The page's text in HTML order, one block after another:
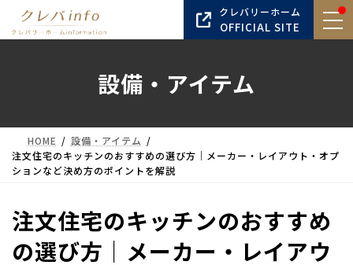
テ
キ
ゲ
に
クレバリーホーム
OFFICIAL SITE
設備・アイテム
HOME
設備・アイテム
注文住宅のキッチンのおすすめの選び方｜メーカー・レイアウト・オプ
ションなど決め方のポイントを解説
注文住宅のキッチンのおすすめ
の選び方｜メーカー・レイアウ